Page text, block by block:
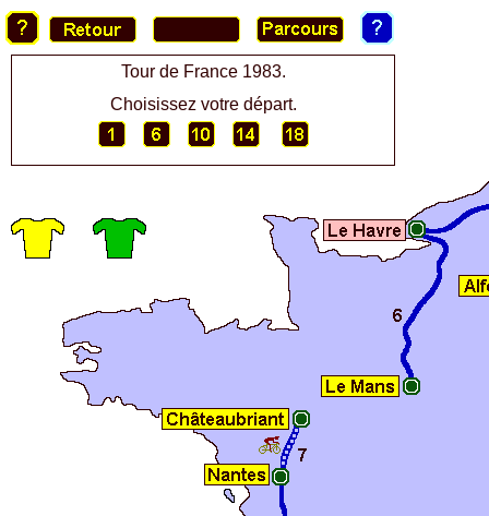
Tour de France 1983.
Choisissez votre départ.